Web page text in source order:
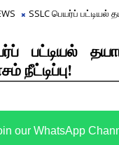
SSLC பெயர்ப் பட்டியல்
பட்டியல்
நீட்டிப்பு!
our WhatsApp